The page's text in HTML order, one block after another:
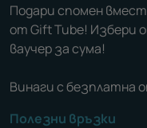
Подари спомен
от Gift Tube! Избери
ваучер за сума!
Винаги с безплатна
Полезни връзки